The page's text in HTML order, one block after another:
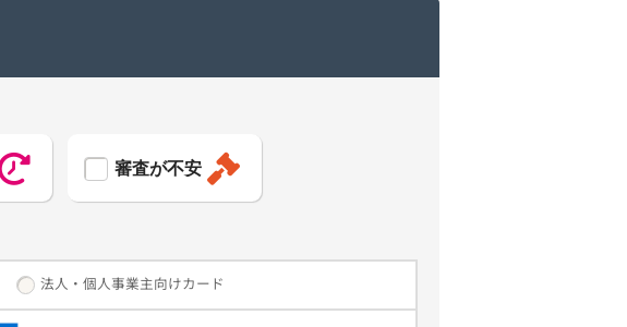
審査が不安
法人・個人事業主向けカード